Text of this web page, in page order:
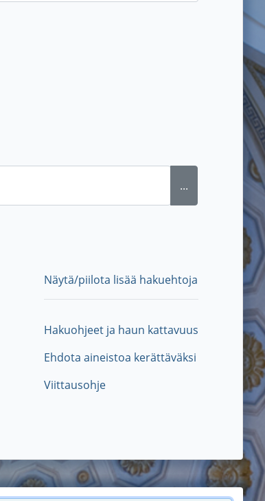
...
Näytä/piilota lisää hakuehtoja
Hakuohjeet ja haun kattavuus
Ehdota aineistoa kerättäväksi
Viittausohje